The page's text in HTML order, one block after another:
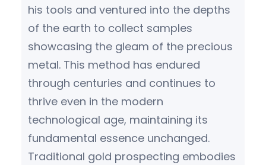
his tools and ventured into the depths
of the earth to collect samples
showcasing the gleam of the precious
metal. This method has endured
through centuries and continues to
thrive even in the modern
technological age, maintaining its
fundamental essence unchanged.
Traditional gold prospecting embodies